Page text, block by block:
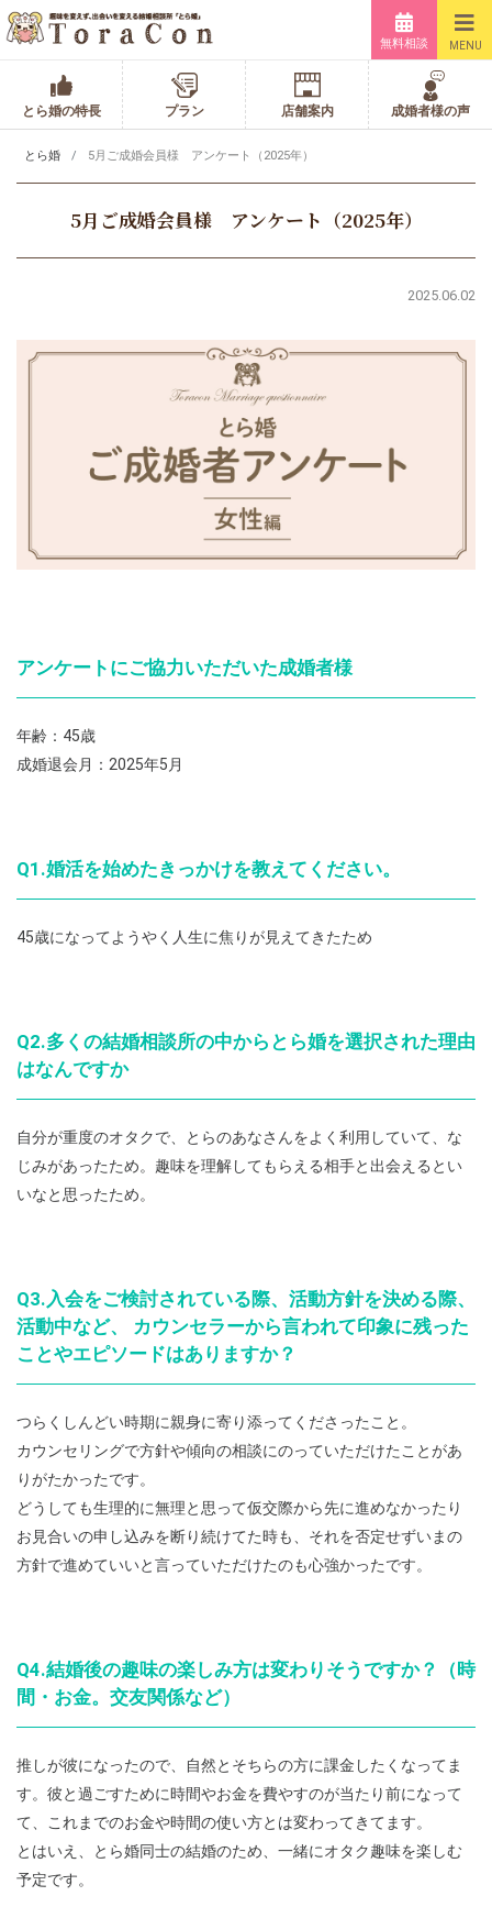
無料相談 MENU
とら婚の特長 プラン 店舗案内 成婚者様の声
とら婚 5月ご成婚会員様 アンケート（2025年）
5月ご成婚会員様 アンケート（2025年）
2025.06.02
アンケートにご協力いただいた成婚者様
年齢：45歳
成婚退会月：2025年5月
Q1.婚活を始めたきっかけを教えてください。
45歳になってようやく人生に焦りが見えてきたため
Q2.多くの結婚相談所の中からとら婚を選択された理由
はなんですか
自分が重度のオタクで、とらのあなさんをよく利用していて、な
じみがあったため。趣味を理解してもらえる相手と出会えるとい
いなと思ったため。
Q3.入会をご検討されている際、活動方針を決める際、
活動中など、 カウンセラーから言われて印象に残った
ことやエピソードはありますか？
つらくしんどい時期に親身に寄り添ってくださったこと。
カウンセリングで方針や傾向の相談にのっていただけたことがあ
りがたかったです。
どうしても生理的に無理と思って仮交際から先に進めなかったり
お見合いの申し込みを断り続けてた時も、それを否定せずいまの
方針で進めていいと言っていただけたのも心強かったです。
Q4.結婚後の趣味の楽しみ方は変わりそうですか？（時
間・お金。交友関係など）
推しが彼になったので、自然とそちらの方に課金したくなってま
す。彼と過ごすために時間やお金を費やすのが当たり前になって
て、これまでのお金や時間の使い方とは変わってきてます。
とはいえ、とら婚同士の結婚のため、一緒にオタク趣味を楽しむ
予定です。